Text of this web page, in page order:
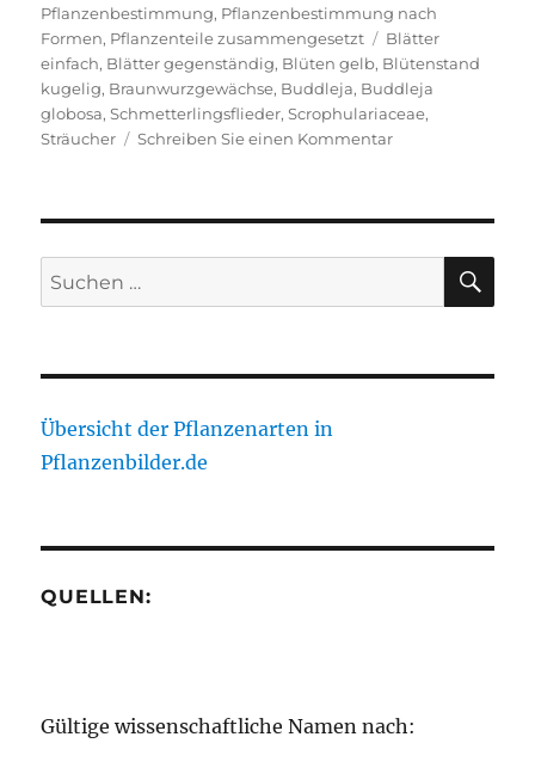
Pflanzenbestimmung, Pflanzenbestimmung nach
Formen, Pflanzenteile zusammengesetzt Schlagwörter
Blätter
einfach, Blätter gegenständig, Blüten gelb, Blütenstand
kugelig, Braunwurzgewächse, Buddleja, Buddleja
globosa,Schmetterlingsflieder,Scrophulariaceae,
Sträucher
Schreiben Sie einen Kommentarzu
Suche
nach:
Übersicht der Pflanzenarten in
Pflanzenbilder.de
QUELLEN:
Gültige wissenschaftliche Namen nach: